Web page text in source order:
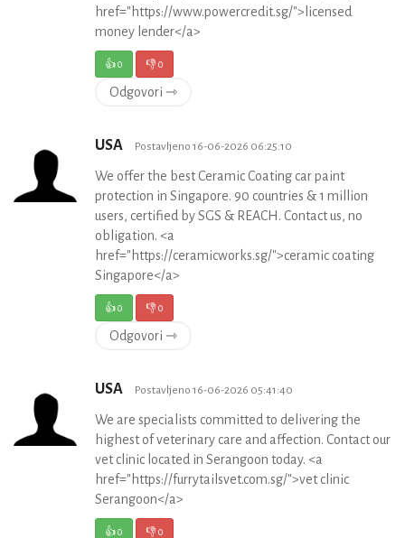
href="https://www.powercredit.sg/">licensed
money lender</a>
👍0 👎0
Odgovori ⇾
USA Postavljeno 16-06-2026 06:25:10
We offer the best Ceramic Coating car paint
protection in Singapore. 90 countries & 1 million
users, certified by SGS & REACH. Contact us, no
obligation. <a
href="https://ceramicworks.sg/">ceramic coating
Singapore</a>
👍0 👎0
Odgovori ⇾
USA Postavljeno 16-06-2026 05:41:40
We are specialists committed to delivering the
highest of veterinary care and affection. Contact our
vet clinic located in Serangoon today. <a
href="https://furrytailsvet.com.sg/">vet clinic
Serangoon</a>
👍0 👎0